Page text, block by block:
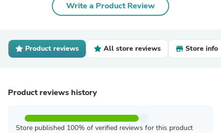
Write a Product Review
Product reviews All store reviews Store info
Product reviews history
Store published 100% of verified reviews for this product